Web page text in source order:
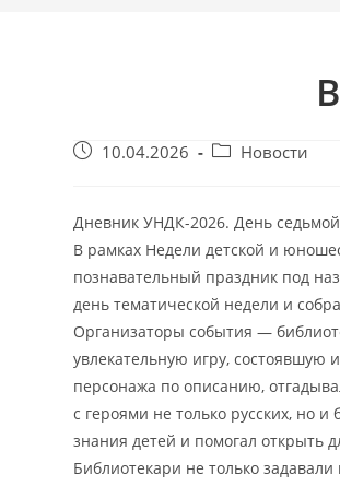
Запись10.04.2026
PostНовости
Дневник УНДК-2026. День
В рамках Недели детской и
познавательный праздник под
день тематической недели и
Организаторы события —
увлекательную игру, состоявшую
персонажа по описанию,
с героями не только русских, но и
знания детей и помогал открыть
Библиотекари не только